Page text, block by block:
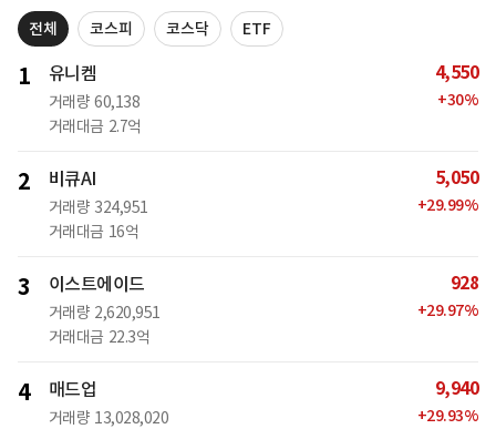
전체 코스피 코스닥 ETF
1 유니켐
거래량 60,138
거래대금 2.7억
4,550
+30%
2 비큐AI
거래량 324,951
거래대금 16억
5,050
+29.99%
3 이스트에이드
거래량 2,620,951
거래대금 22.3억
928
+29.97%
4 매드업
거래량 13,028,020
9,940
+29.93%